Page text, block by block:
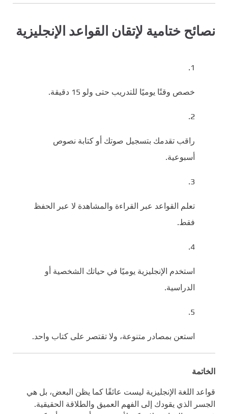
نصائح ختامية لإتقان القواعد الإنجليزية
خصص وقتًا يوميًا للتدريب حتى ولو 15 دقيقة.
راقب تقدمك بتسجيل صوتك أو كتابة نصوص
أسبوعية.
تعلم القواعد عبر القراءة والمشاهدة لا عبر الحفظ
فقط.
استخدم الإنجليزية يوميًا في حياتك الشخصية أو
الدراسية.
استعن بمصادر متنوعة، ولا تقتصر على كتاب واحد.
الخاتمة
قواعد اللغة الإنجليزية ليست عائقًا كما يظن البعض، بل هي
الجسر الذي يقودك إلى الفهم العميق والطلاقة الحقيقية.